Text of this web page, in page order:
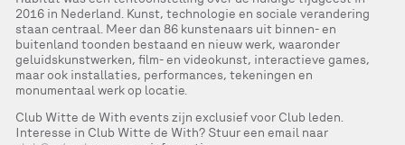
2016 in Nederland. Kunst, technologie en sociale verandering
staan centraal. Meer dan 86 kunstenaars uit binnen- en
buitenland toonden bestaand en nieuw werk, waaronder
geluidskunstwerken, film- en videokunst, interactieve games,
maar ook installaties, performances, tekeningen en
monumentaal werk op locatie.
Club Witte de With events zijn exclusief voor Club leden.
Interesse in Club Witte de With? Stuur een email naar